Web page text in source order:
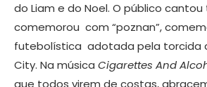
do Liam e do Noel. O público
comemorou com “poznan”,
futebolística adotada pela torcida
City. Na música Cigarettes And